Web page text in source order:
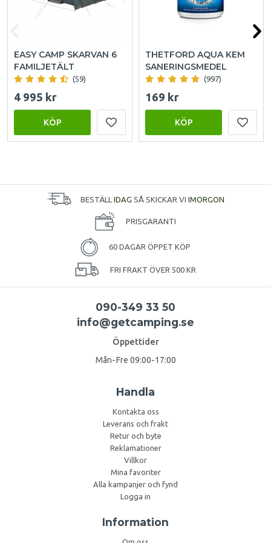
EASY CAMP SKARVAN 6
FAMILJETÄLT
(59)
4 995 kr
KÖP
THETFORD AQUA KEM
SANERINGSMEDEL
(997)
169 kr
KÖP
BESTÄLL IDAG SÅ SKICKAR VI IMORGON
PRISGARANTI
60 DAGAR ÖPPET KÖP
FRI FRAKT ÖVER 500 KR
090-349 33 50
info@getcamping.se
Öppettider
Mån-Fre 09:00-17:00
Handla
Kontakta oss
Leverans och frakt
Retur och byte
Reklamationer
Villkor
Mina favoriter
Alla kampanjer och fynd
Logga in
Information